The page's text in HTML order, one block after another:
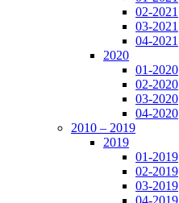
02-2021
03-2021
04-2021
2020
01-2020
02-2020
03-2020
04-2020
2010 – 2019
2019
01-2019
02-2019
03-2019
04-2019